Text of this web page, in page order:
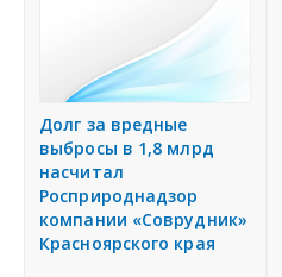
История края
Подать объявление
Регионы России
Долг за вредные
выбросы в 1,8 млрд
насчитал
Росприроднадзор
компании «Соврудник»
Красноярского края